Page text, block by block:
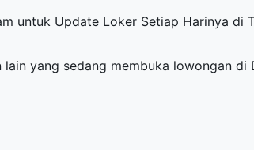
untuk Update Loker Setiap Harinya di
lain yang sedang membuka lowongan di